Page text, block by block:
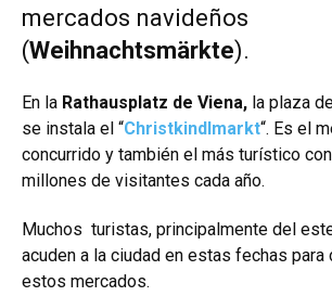
mercados navideños
(Weihnachtsmärkte).
En la Rathausplatz de Viena, la plaza
se instala el “Christkindlmarkt“. Es el
concurrido y también el más turístico
millones de visitantes cada año.
Muchos turistas, principalmente del
acuden a la ciudad en estas fechas
estos mercados.